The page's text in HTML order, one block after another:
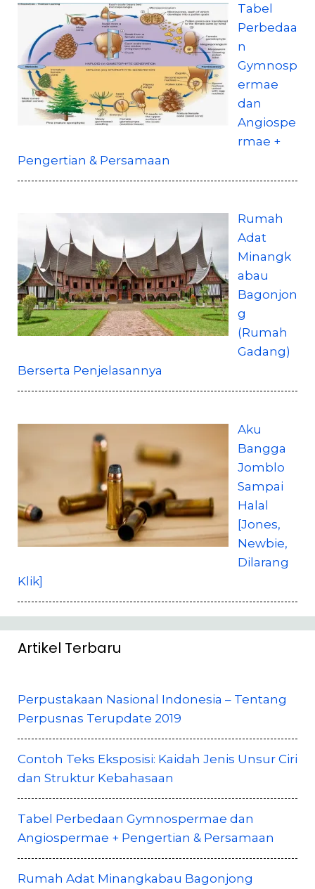
Tabel
Perbedaa
n
Gymnosp
ermae
dan
Angiospe
rmae +
Pengertian & Persamaan
Rumah
Adat
Minangk
abau
Bagonjon
g
(Rumah
Gadang)
Berserta Penjelasannya
Aku
Bangga
Jomblo
Sampai
Halal
[Jones,
Newbie,
Dilarang
Klik]
Artikel Terbaru
Perpustakaan Nasional Indonesia – Tentang
Perpusnas Terupdate 2019
Contoh Teks Eksposisi: Kaidah Jenis Unsur Ciri
dan Struktur Kebahasaan
Tabel Perbedaan Gymnospermae dan
Angiospermae + Pengertian & Persamaan
Rumah Adat Minangkabau Bagonjong